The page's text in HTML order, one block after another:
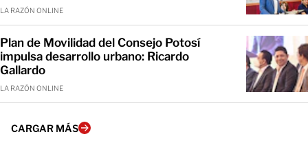
LA RAZÓN ONLINE
Plan de Movilidad del Consejo Potosí
impulsa desarrollo urbano: Ricardo
Gallardo
LA RAZÓN ONLINE
CARGAR MÁS